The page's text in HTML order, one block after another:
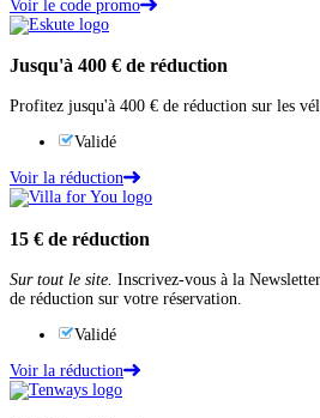
Voir le code promo
Jusqu'à 400 € de réduction
Profitez jusqu'à 400 € de réduction sur les
Validé
Voir la réduction
15 € de réduction
Sur tout le site. Inscrivez-vous à la
de réduction sur votre réservation.
Validé
Voir la réduction